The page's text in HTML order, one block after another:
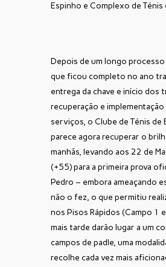
Espinho e Complexo de Ténis
Depois de um longo
que ficou completo no ano
entrega da chave e início dos
recuperação e
serviços, o Clube de Ténis de
parece agora recuperar o
manhãs, levando aos 22 de
(+55) para a primeira prova
Pedro – embora ameaçando
não o fez, o que permitiu
nos Pisos Rápidos (Campo 1
mais tarde darão lugar a um
campos de padle, uma
recolhe cada vez mais